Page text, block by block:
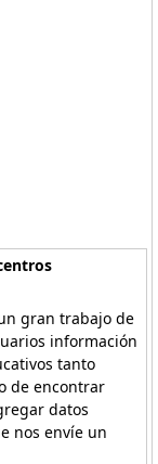
gran trabajo de
información
tanto
de encontrar
datos
nos envíe un